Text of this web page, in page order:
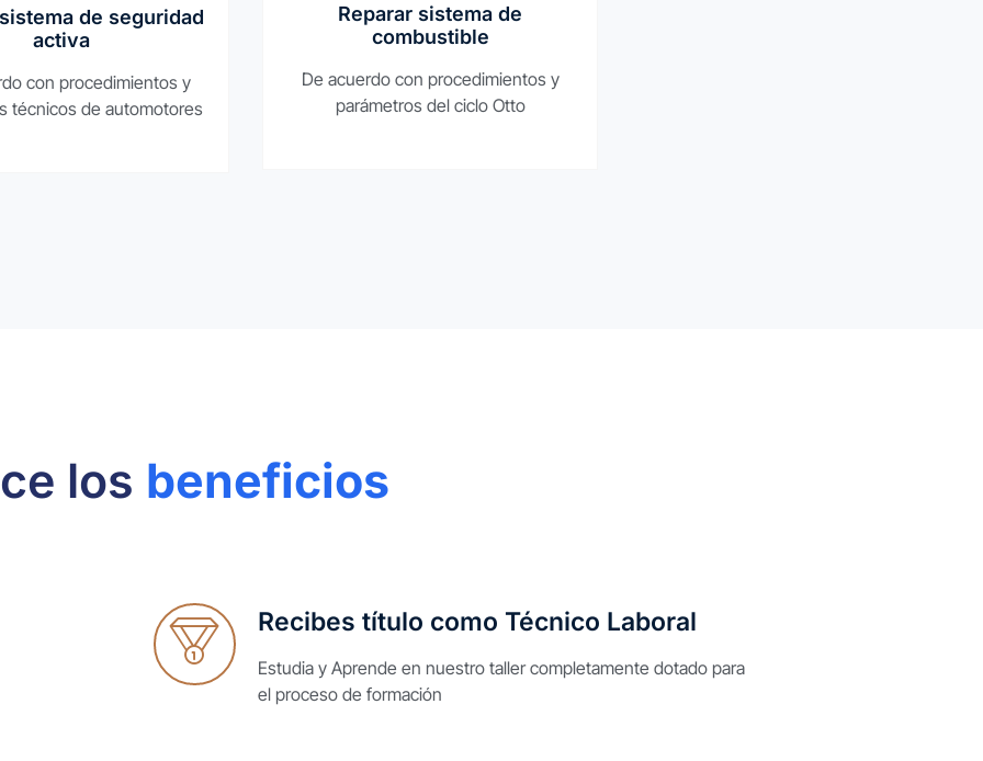
de seguridad
activa
con procedimientos y
técnicos de automotores
Reparar sistema de
combustible
De acuerdo con procedimientos y
parámetros del ciclo Otto
los beneficios
Recibes título como Técnico Laboral
Estudia y Aprende en nuestro taller completamente dotado para
el proceso de formación